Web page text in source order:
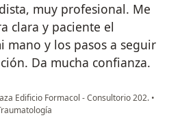
muy profesional. Me
clara y paciente el
mano y los pasos a seguir
Da mucha confianza.
Edificio Formacol - Consultorio 202. •